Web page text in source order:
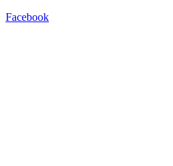
Facebook